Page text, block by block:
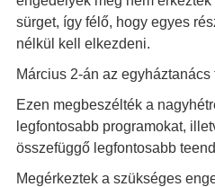
sürget, így félő, hogy egyes
nélkül kell elkezdeni.
Március 2-án az egyháztanács
Ezen megbeszélték a
legfontosabb programokat,
összefüggő legfontosabb
Megérkeztek a szükséges